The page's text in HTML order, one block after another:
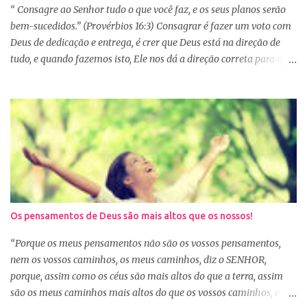
primeiro de janeiro, mas como não estão acostumas com a leitura
e também com a dificuldade de entendi...
“ Consagre ao Senhor tudo o que você faz, e os seus planos serão
bem-sucedidos.” (Provérbios 16:3) Consagrar é fazer um voto com
Deus de dedicação e entrega, é crer que Deus está na direção de
tudo, e quando fazemos isto, Ele nos dá a direção correta para que
agirmos dessa forma seremos bem-sucedidas. E o que é ser bem-
sucedido? Para o mundo é aquele que alcança o sucesso com o
trabalho de suas próprias mãos, glorificando a si mesmo. Porém
para aquele que consagra tudo a Deus, o conceito é outro. Quando
consagramos nossa vida e nossos planos a Deus, ficamos
aguardando a Sua resposta que muitas vezes não é bem o que o
nosso coração desejava, mas é o desejo do coração de Deus. E
sabemos que Deus é perfeito e tem o melhor para nós. Consagrar
tudo a Deus e fazer a Sua vontade, é a garantia de que tudo dará
certo. Logo pela manhã, consagre s...
Os pensamentos de Deus são mais altos que os nossos!
“Porque os meus pensamentos não são os vossos pensamentos,
nem os vossos caminhos, os meus caminhos, diz o SENHOR,
porque, assim como os céus são mais altos do que a terra, assim
são os meus caminhos mais altos do que os vossos caminhos, e os